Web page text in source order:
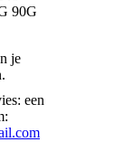
90G
je
een